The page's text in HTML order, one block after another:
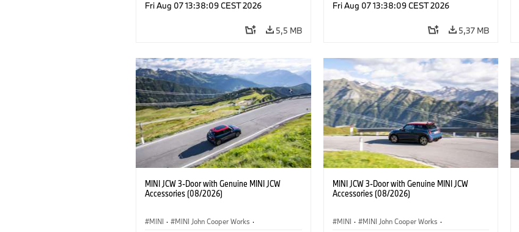
Opcionális extrák, kiegészítők
Fri Aug 07 13:38:09 CEST 2026
5,5 MB
Opcionális extrák, kiegészítők
Fri Aug 07 13:38:09 CEST 2026
5,37 MB
MINI JCW 3-Door with Genuine MINI JCW
Accessories (08/2026)
MINI · MINI John Cooper Works ·
MINI JCW 3-Door with Genuine MINI JCW
Accessories (08/2026)
MINI · MINI John Cooper Works ·